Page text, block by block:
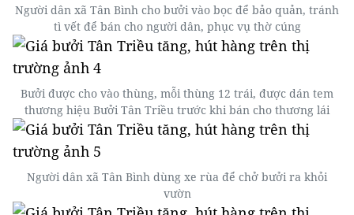
Người dân xã Tân Bình cho bưởi vào bọc để bảo quản, tránh
tì vết để bán cho người dân, phục vụ thờ cúng
Bưởi được cho vào thùng, mỗi thùng 12 trái, được dán tem
thương hiệu Bưởi Tân Triều trước khi bán cho thương lái
Người dân xã Tân Bình dùng xe rùa để chở bưởi ra khỏi
vườn